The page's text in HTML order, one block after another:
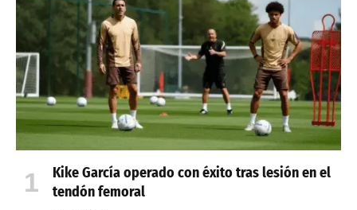
Kike García operado con éxito tras lesión en el
tendón femoral